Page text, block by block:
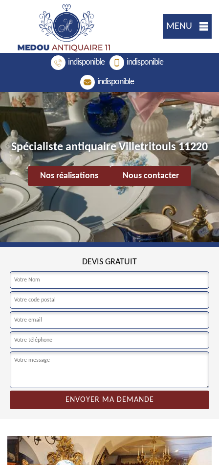
MENU
indisponible indisponible
indisponible
Spécialiste antiquaire Villetritouls 11220
Nos réalisations Nous contacter
DEVIS GRATUIT